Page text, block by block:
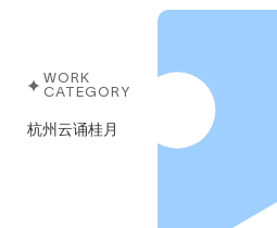
WORK
CATEGORY
杭州云诵桂月